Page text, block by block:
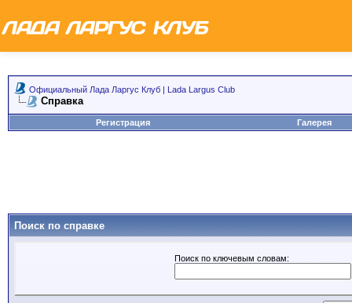
Официальный Лада Ларгус Клуб | Lada Largus Club
Справка
Регистрация Галерея
Поиск по справке
Поиск по ключевым словам: